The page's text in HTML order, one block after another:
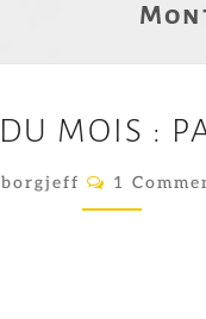
E
S
F
MOIS :
C
M
1